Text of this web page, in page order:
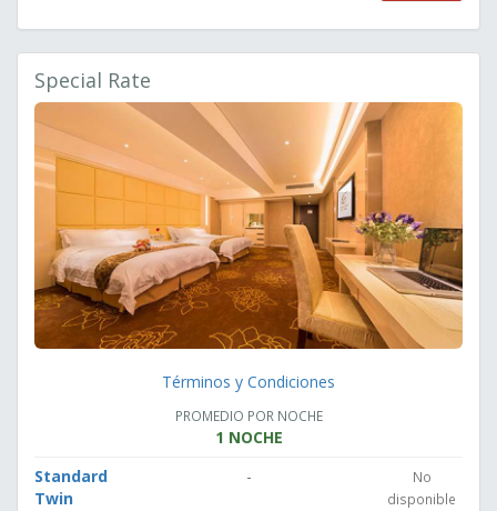
Special Rate
Términos y Condiciones
PROMEDIO POR NOCHE
1 NOCHE
Standard
Twin
-
No
disponible